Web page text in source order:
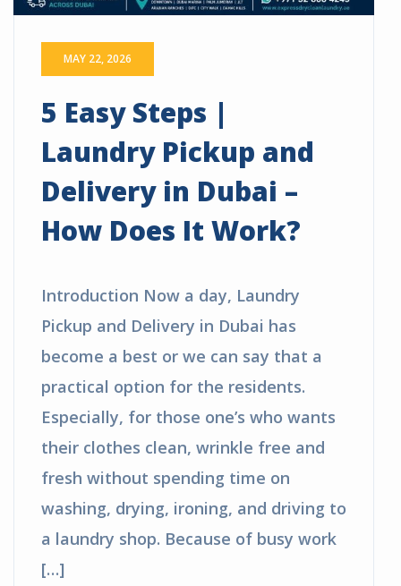
MAY 22, 2026
5 Easy Steps |
Laundry Pickup and
Delivery in Dubai –
How Does It Work?
Introduction Now a day, Laundry
Pickup and Delivery in Dubai has
become a best or we can say that a
practical option for the residents.
Especially, for those one’s who wants
their clothes clean, wrinkle free and
fresh without spending time on
washing, drying, ironing, and driving to
a laundry shop. Because of busy work
[…]